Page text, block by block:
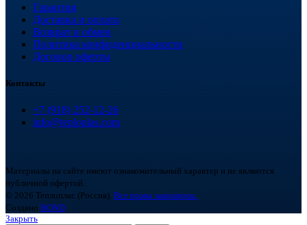
Гарантия
Доставка и оплата
Возврат и обмен
Политика конфиденциальности
Договор оферты
Контакты
+7 (918) 252-12-26
info@teploplas.com
Материалы на сайте имеют ознакомительный характер и не являются
публичной офертой.
© 2026 Теплоплас (Россия). Все права защищены.
Создано BOND
Закрыть